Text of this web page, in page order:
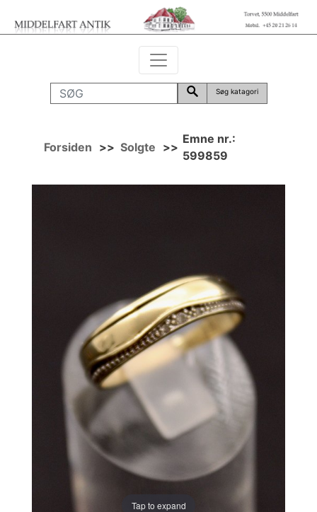
Søg katagori
Forsiden >> Solgte >>
Emne nr.:
599859
Tap to expand